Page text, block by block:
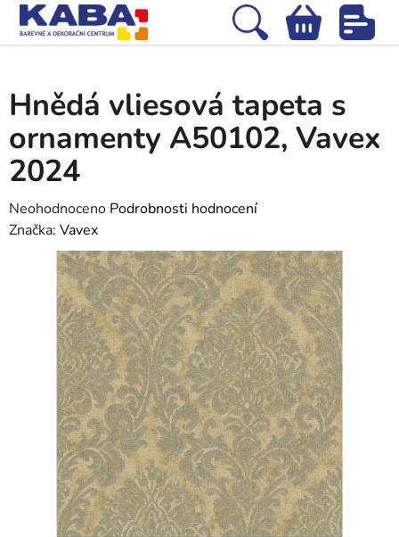
Přejít
obsah
Hledat
NÁKUPNÍ
Hnědá vliesová tapeta s
ornamenty A50102, Vavex
2024
Průměrné
hodnocení
produktu
hvězdiček.
Neohodnoceno Podrobnosti hodnocení
Značka: Vavex